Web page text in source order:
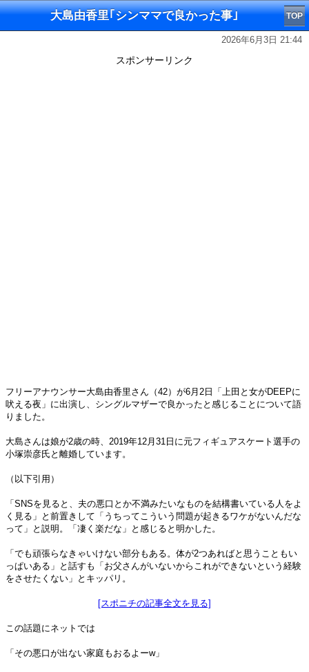
大島由香里｢シンママで良かった事｣ TOP
2026年6月3日 21:44
スポンサーリンク
フリーアナウンサー大島由香里さん（42）が6月2日「上田と女がDEEPに
吠える夜」に出演し、シングルマザーで良かったと感じることについて語
りました。
大島さんは娘が2歳の時、2019年12月31日に元フィギュアスケート選手の
小塚崇彦氏と離婚しています。
（以下引用）
「SNSを見ると、夫の悪口とか不満みたいなものを結構書いている人をよ
く見る」と前置きして「うちってこういう問題が起きるワケがないんだな
って」と説明。「凄く楽だな」と感じると明かした。
「でも頑張らなきゃいけない部分もある。体が2つあればと思うこともい
っぱいある」と話すも「お父さんがいないからこれができないという経験
をさせたくない」とキッパリ。
[スポニチの記事全文を見る]
この話題にネットでは
「その悪口が出ない家庭もおるよーw」